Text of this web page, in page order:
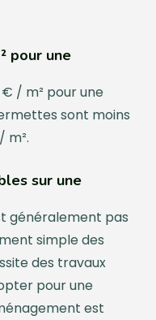
pour une
/ m² pour une
sont moins
m².
sur une
généralement pas
simple des
des travaux
pour une
est